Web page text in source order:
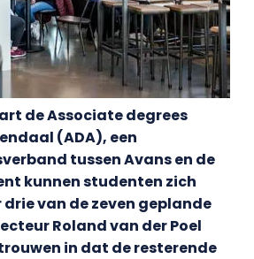
de Associate degrees
(ADA), een
tussen Avans en de
kunnen studenten zich
van de zeven geplande
Roland van der Poel
in dat de resterende